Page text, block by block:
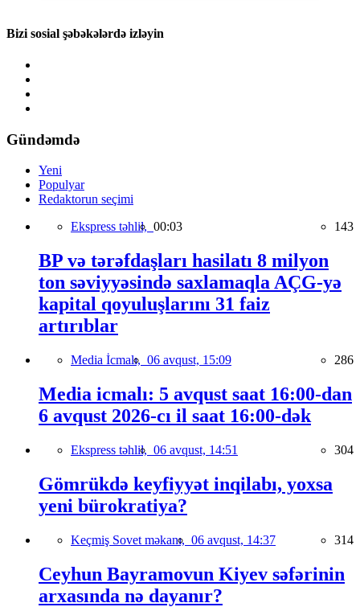
Bizi sosial şəbəkələrdə izləyin
Gündəmdə
Yeni
Populyar
Redaktorun seçimi
Ekspress təhlil, 00:03 143
BP və tərəfdaşları hasilatı 8 milyon
ton səviyyəsində saxlamaqla AÇG-yə
kapital qoyuluşlarını 31 faiz
artırıblar
Media İcmalı, 06 avqust, 15:09 286
Media icmalı: 5 avqust saat 16:00-dan
6 avqust 2026-cı il saat 16:00-dək
Ekspress təhlil, 06 avqust, 14:51 304
Gömrükdə keyfiyyət inqilabı, yoxsa
yeni bürokratiya?
Keçmiş Sovet məkanı, 06 avqust, 14:37 314
Ceyhun Bayramovun Kiyev səfərinin
arxasında nə dayanır?